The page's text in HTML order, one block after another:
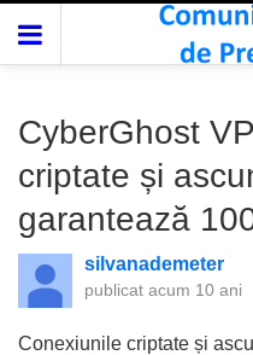
CyberGhost
criptate și
garantează
silvanademeter
publicat acum 10 ani
Conexiunile criptate și